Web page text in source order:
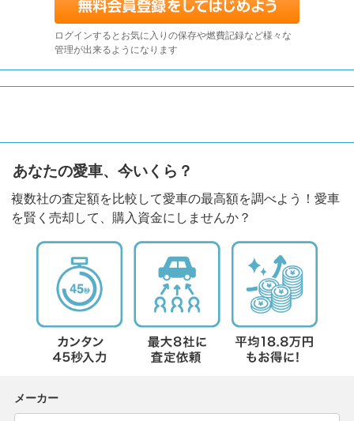
ログインするとお気に入りの保存や燃費記録など様々な
管理が出来るようになります
あなたの愛車、今いくら？
複数社の査定額を比較して愛車の最高額を調べよう！愛車
を賢く売却して、購入資金にしませんか？
メーカー